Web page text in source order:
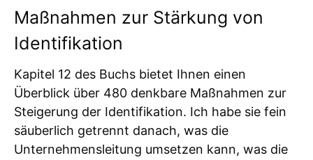
Maßnahmen zur Stärkung von
Identifikation
Kapitel 12 des Buchs bietet Ihnen einen
Überblick über 480 denkbare Maßnahmen zur
Steigerung der Identifikation. Ich habe sie fein
säuberlich getrennt danach, was die
Unternehmensleitung umsetzen kann, was die